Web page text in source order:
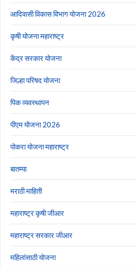
आदिवासी विकास विभाग योजना 2026
कृषी योजना महाराष्ट्र
केंद्र सरकार योजना
जिल्हा परिषद योजना
पिक व्यवस्थापन
पीएम योजना 2026
पोकरा योजना महाराष्ट्र
बातम्या
मराठी माहिती
महाराष्ट्र कृषी जीआर
महाराष्ट्र सरकार जीआर
महिलांसाठी योजना